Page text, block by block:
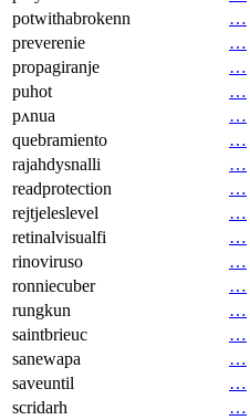
potwithabrokenn
…
preverenie
…
propagiranje
…
puhot
…
pʌnua
…
quebramiento
…
rajahdysnalli
…
readprotection
…
rejtjeleslevel
…
retinalvisualfi
…
rinoviruso
…
ronniecuber
…
rungkun
…
saintbrieuc
…
sanewapa
…
saveuntil
…
scridarh
…